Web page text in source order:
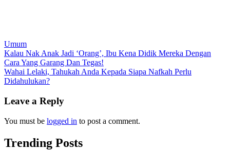
Umum
Post
navigation
Kalau Nak Anak Jadi ‘Orang’, Ibu Kena Didik Mereka Dengan
Cara Yang Garang Dan Tegas!
Wahai Lelaki, Tahukah Anda Kepada Siapa Nafkah Perlu
Didahulukan?
Leave a Reply
You must be logged in to post a comment.
Trending Posts